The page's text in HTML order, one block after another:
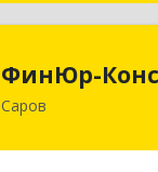
ФинЮр-
Саров
607190,